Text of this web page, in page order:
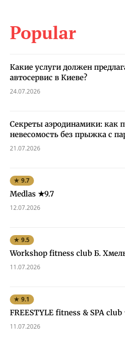
Popular
Какие услуги должен
автосервис в Киеве?
24.07.2026
Секреты аэродинамики: как
невесомость без прыжка с
21.07.2026
★ 9.7
Medlas ★9.7
12.07.2026
★ 9.5
Workshop fitness club Б.
11.07.2026
★ 9.1
FREESTYLE fitness & SPA club
11.07.2026